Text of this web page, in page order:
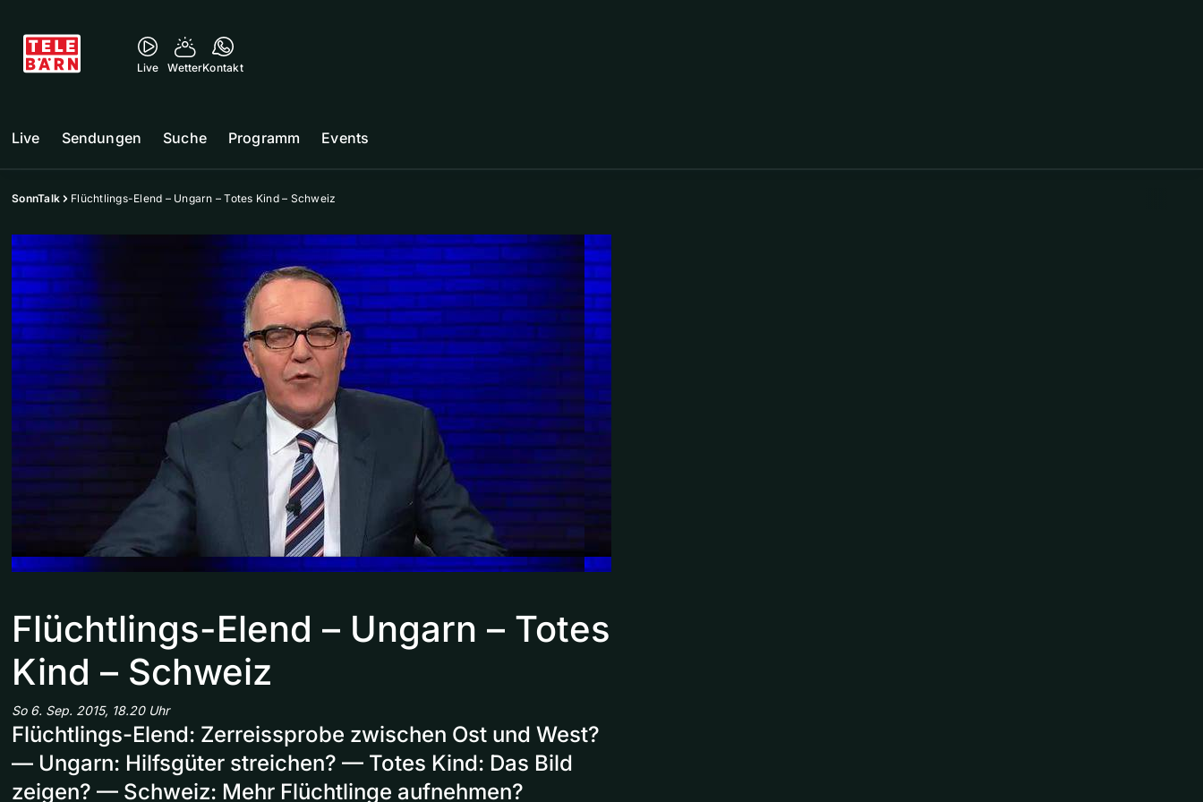
Live WetterKontakt
Live Sendungen Suche Programm Events
SonnTalk Flüchtlings-Elend – Ungarn – Totes Kind – Schweiz
Flüchtlings-Elend – Ungarn – Totes
Kind – Schweiz
So 6. Sep. 2015, 18.20 Uhr
Flüchtlings-Elend: Zerreissprobe zwischen Ost und West?
— Ungarn: Hilfsgüter streichen? — Totes Kind: Das Bild
zeigen? — Schweiz: Mehr Flüchtlinge aufnehmen?